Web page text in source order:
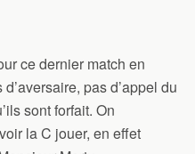
ce dernier match en
pas d’appel du
sont forfait. On
la C jouer, en effet